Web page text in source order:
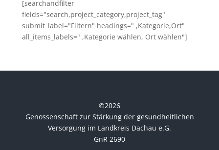
[searchandfilter
fields="search,project_category,project_tag"
submit_label="Filtern" headings=" ,Kategorie,Ort"
all_items_labels=" ,Kategorie wählen, Ort wählen"]
©2026
Genossenschaft zur Stärkung der gesundheitlichen
Versorgung im Landkreis Dachau e.G.
GnR 2690